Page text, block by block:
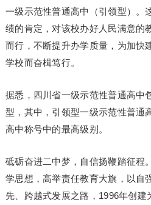
一级示范性普通高中（引领型）。
绩的肯定，对该校办好人民满意的
而行，不断提升办学质量，为加快
学校而奋楫笃行。
据悉，四川省一级示范性普通高中
型，其中，引领型一级示范性普通
高中称号中的最高级别。
砥砺奋进二中梦，自信扬鞭踏征程
学思想，高举责任教育大旗，以自
先、跨越式发展之路，1996年创建